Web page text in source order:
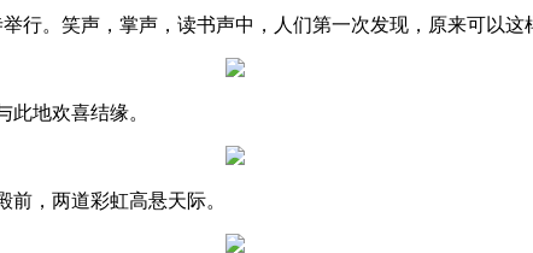
。笑声，掌声，读书声中，人们第一次发现，原来可以
地欢喜结缘。
，两道彩虹高悬天际。